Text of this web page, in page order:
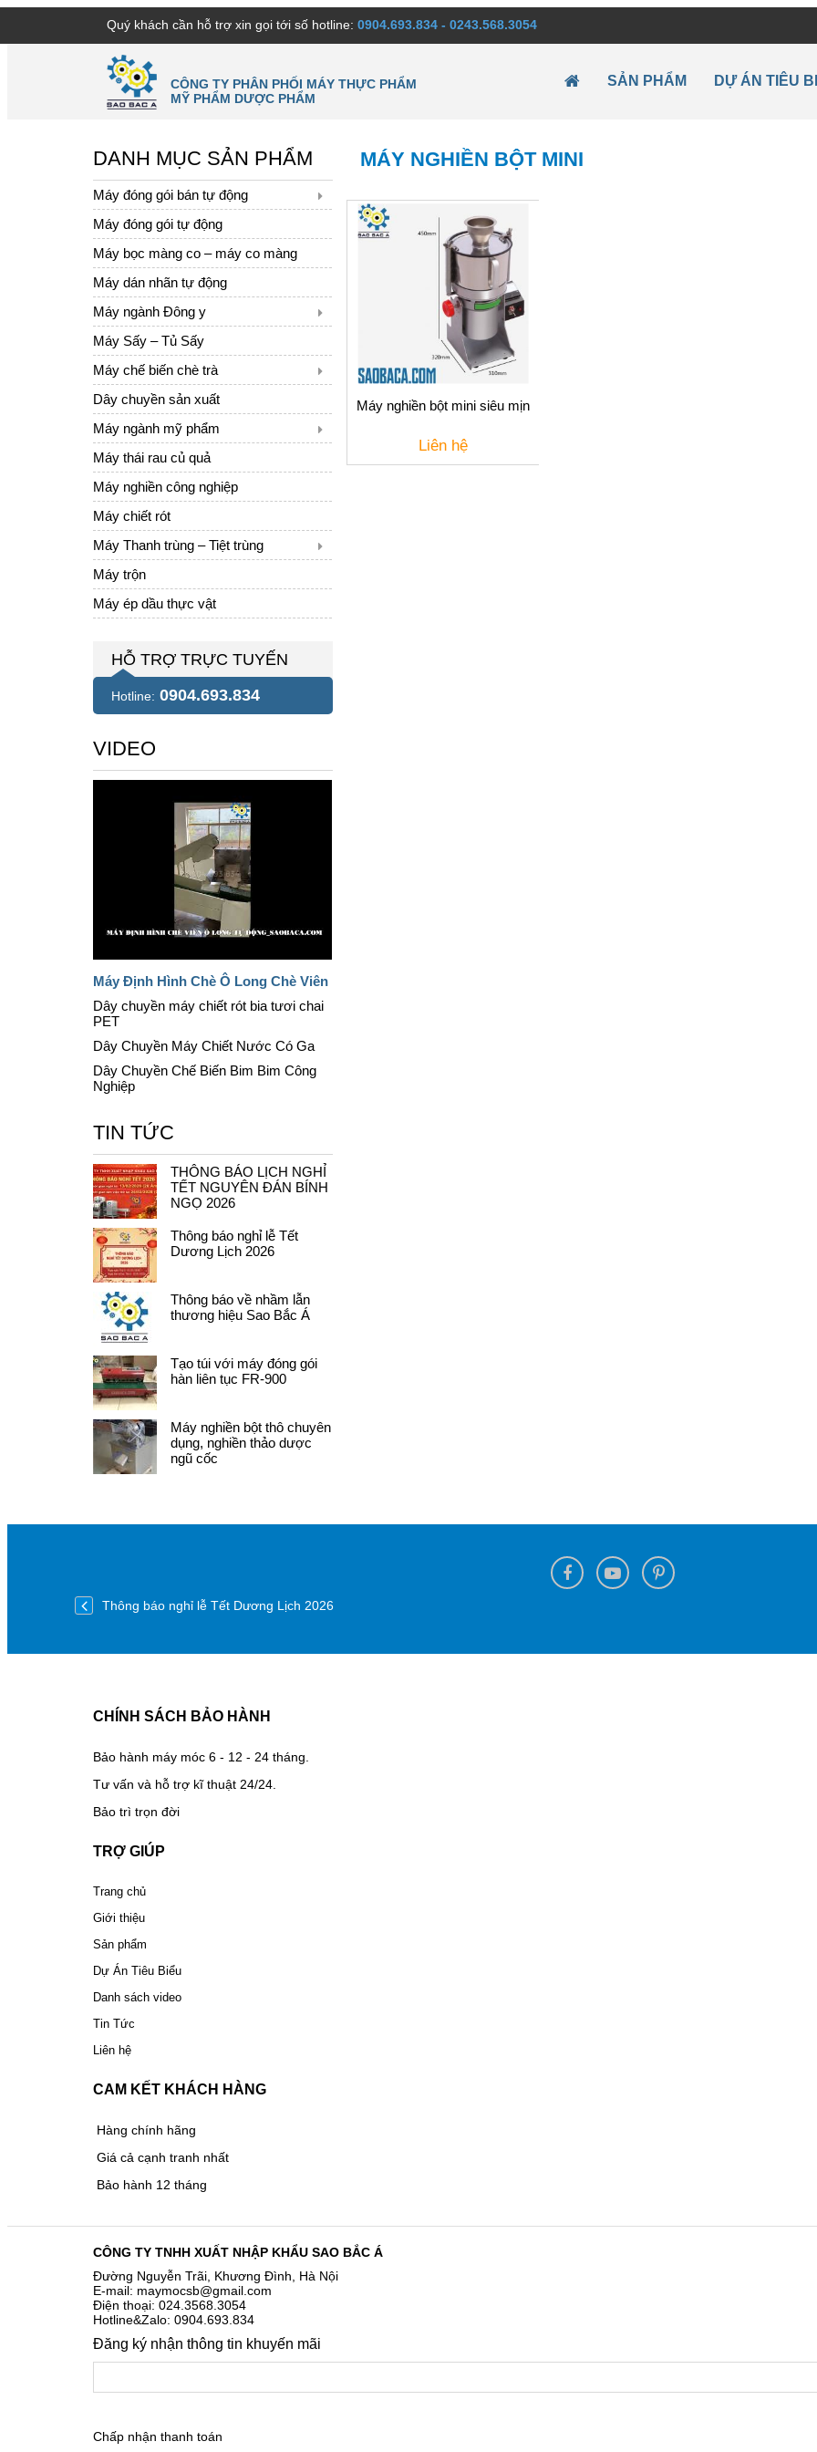
Quý khách cần hỗ trợ xin gọi tới số hotline: 0904.693.834 - 0243.568.3054
CÔNG TY PHÂN PHỐI MÁY THỰC PHẨM
MỸ PHẨM DƯỢC PHẨM
SẢN PHẨM DỰ ÁN TIÊU
MÁY NGHIỀN BỘT MINI
Máy nghiền bột mini siêu mịn
Liên hệ
DANH MỤC SẢN PHẨM
Máy đóng gói bán tự động
Máy đóng gói tự động
Máy bọc màng co – máy co màng
Máy dán nhãn tự động
Máy ngành Đông y
Máy Sấy – Tủ Sấy
Máy chế biến chè trà
Dây chuyền sản xuất
Máy ngành mỹ phẩm
Máy thái rau củ quả
Máy nghiền công nghiệp
Máy chiết rót
Máy Thanh trùng – Tiệt trùng
Máy trộn
Máy ép dầu thực vật
HỖ TRỢ TRỰC TUYẾN
Hotline: 0904.693.834
VIDEO
Máy Định Hình Chè Ô Long Chè Viên
Dây chuyền máy chiết rót bia tươi chai
PET
Dây Chuyền Máy Chiết Nước Có Ga
Dây Chuyền Chế Biến Bim Bim Công
Nghiệp
TIN TỨC
THÔNG BÁO LỊCH NGHỈ
TẾT NGUYÊN ĐÁN BÍNH
NGỌ 2026
Thông báo nghỉ lễ Tết
Dương Lịch 2026
Thông báo về nhầm lẫn
thương hiệu Sao Bắc Á
Tạo túi với máy đóng gói
hàn liên tục FR-900
Máy nghiền bột thô chuyên
dụng, nghiền thảo dược
ngũ cốc
Thông báo nghỉ lễ Tết Dương Lịch 2026
CHÍNH SÁCH BẢO HÀNH
Bảo hành máy móc 6 - 12 - 24 tháng.
Tư vấn và hỗ trợ kĩ thuật 24/24.
Bảo trì trọn đời
TRỢ GIÚP
Trang chủ
Giới thiệu
Sản phẩm
Dự Án Tiêu Biểu
Danh sách video
Tin Tức
Liên hệ
CAM KẾT KHÁCH HÀNG
Hàng chính hãng
Giá cả cạnh tranh nhất
Bảo hành 12 tháng
CÔNG TY TNHH XUẤT NHẬP KHẨU SAO BẮC Á
Đường Nguyễn Trãi, Khương Đình, Hà Nội
E-mail: maymocsb@gmail.com
Điện thoại: 024.3568.3054
Hotline&Zalo: 0904.693.834
Đăng ký nhận thông tin khuyến mãi
Chấp nhận thanh toán